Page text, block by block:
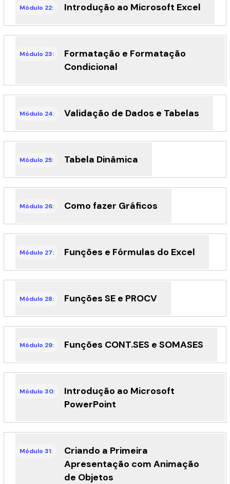
Módulo 22: Introdução ao Microsoft Excel
Módulo 23:
Formatação e Formatação
Condicional
Módulo 24: Validação de Dados e Tabelas
Módulo 25: Tabela Dinâmica
Módulo 26: Como fazer Gráficos
Módulo 27: Funções e Fórmulas do Excel
Módulo 28: Funções SE e PROCV
Módulo 29: Funções CONT.SES e SOMASES
Módulo 30:
Introdução ao Microsoft
PowerPoint
Módulo 31:
Criando a Primeira
Apresentação com Animação
de Objetos